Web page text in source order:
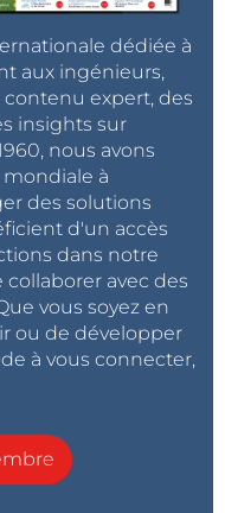
dédiée à
aux ingénieurs,
expert, des
insights sur
nous avons
à
des solutions
d'un accès
dans notre
avec des
vous soyez en
ou de développer
à vous connecter,